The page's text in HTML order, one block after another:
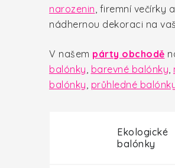
narozenin, firemní večírky
nádhernou dekoraci na
V našem párty obchodě
balónky, barevné balónky,
balónky, průhledné
Ekologické
balónky